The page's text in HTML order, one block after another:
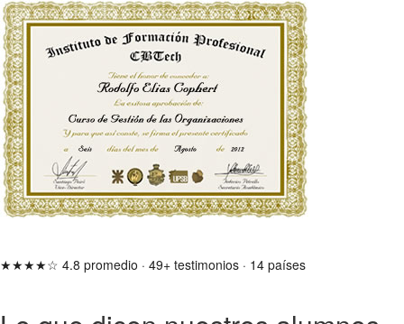
★★★★☆ 4.8 promedio · 49+ testimonios · 14 países